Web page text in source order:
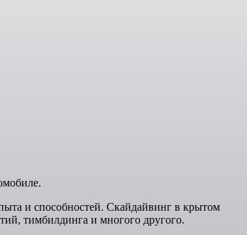
и способностей. Скайдайвинг в крытом
тимбилдинга и многого другого.